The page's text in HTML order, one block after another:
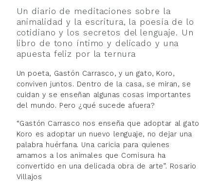
Un diario de meditaciones sobre la
animalidad y la escritura, la poesía de lo
cotidiano y los secretos del lenguaje. Un
libro de tono íntimo y delicado y una
apuesta feliz por la ternura
Un poeta, Gastón Carrasco, y un gato, Koro,
conviven juntos. Dentro de la casa, se miran, se
cuidan y se enseñan algunas cosas importantes
del mundo. Pero ¿qué sucede afuera?
“Gastón Carrasco nos enseña que adoptar al gato
Koro es adoptar un nuevo lenguaje, no dejar una
palabra huérfana. Una caricia para quienes
amamos a los animales que Comisura ha
convertido en una delicada obra de arte”. Rosario
Villajos